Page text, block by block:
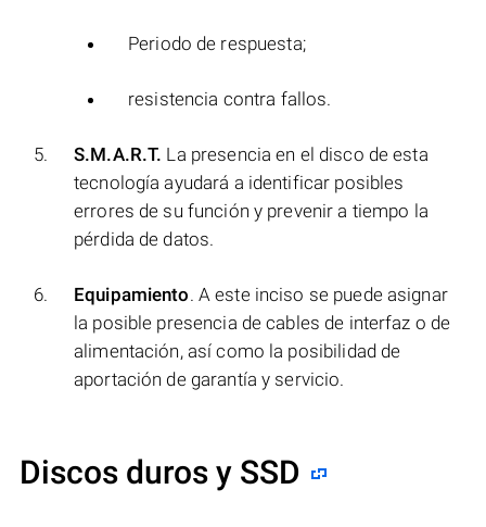
Periodo de respuesta;
resistencia contra fallos.
S.M.A.R.T. La presencia en el disco de esta
tecnología ayudará a identificar posibles
errores de su función y prevenir a tiempo la
pérdida de datos.
Equipamiento. A este inciso se puede asignar
la posible presencia de cables de interfaz o de
alimentación, así como la posibilidad de
aportación de garantía y servicio.
Discos duros y SSD